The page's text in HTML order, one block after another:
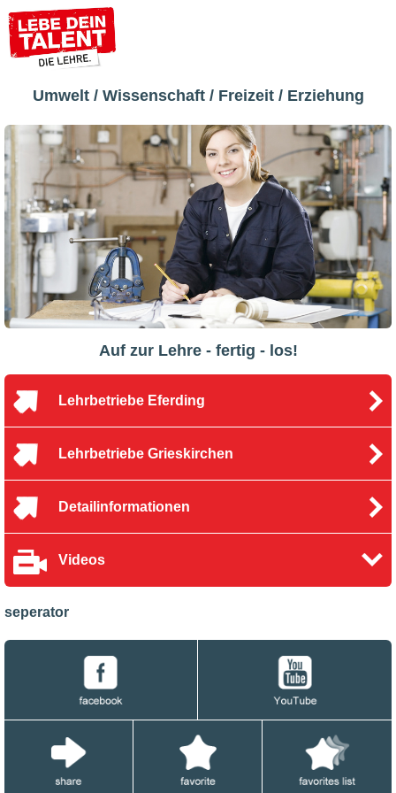
Umwelt / Wissenschaft / Freizeit / Erziehung
Auf zur Lehre - fertig - los!
Lehrbetriebe Eferding
Lehrbetriebe Grieskirchen
Detailinformationen
Videos
seperator